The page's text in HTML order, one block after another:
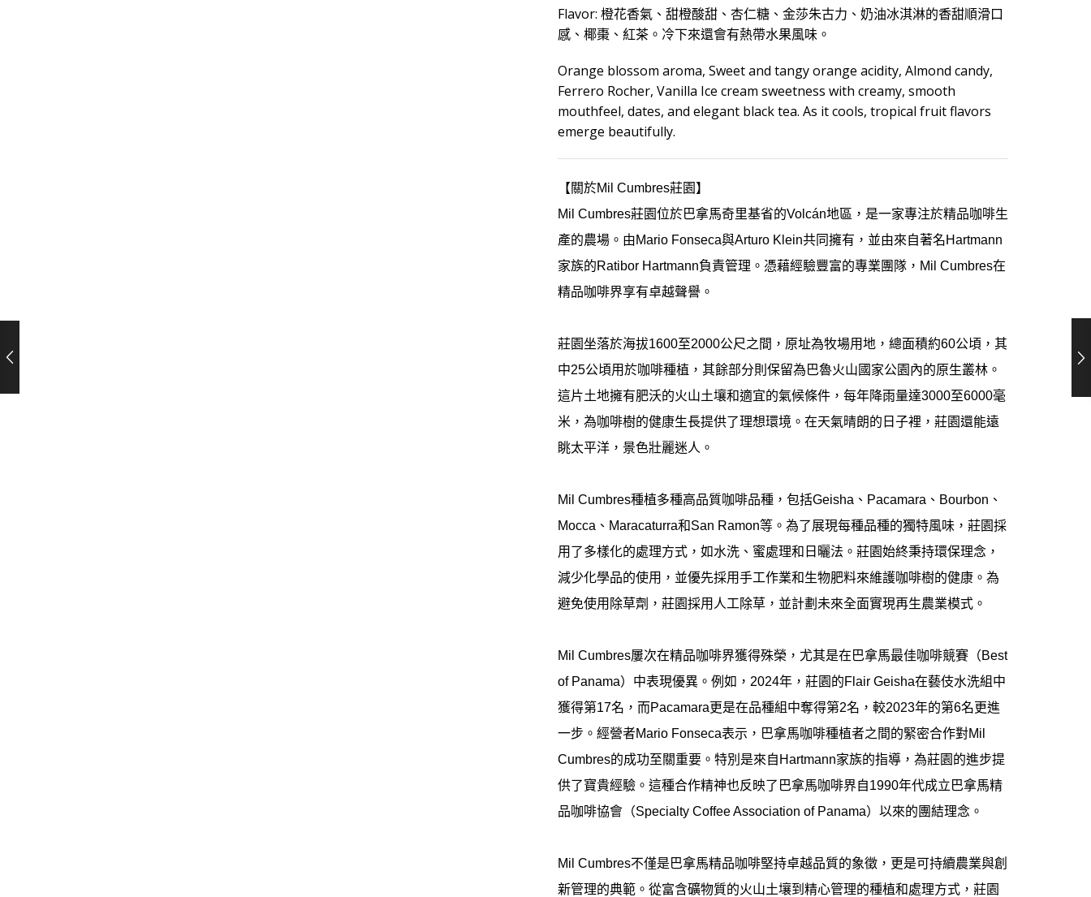
Flavor: 橙花香氣、甜橙酸甜、杏仁糖、金莎朱古力、奶油冰淇淋的香甜順滑口
感、椰棗、紅茶。冷下來還會有熱帶水果風味。
Orange blossom aroma, Sweet and tangy orange acidity, Almond candy,
Ferrero Rocher, Vanilla Ice cream sweetness with creamy, smooth
mouthfeel, dates, and elegant black tea. As it cools, tropical fruit flavors
emerge beautifully.
【關於Mil Cumbres莊園】
Mil Cumbres莊園位於巴拿馬奇里基省的Volcán地區，是一家專注於精品咖啡生
產的農場。由Mario Fonseca與Arturo Klein共同擁有，並由來自著名Hartmann
家族的Ratibor Hartmann負責管理。憑藉經驗豐富的專業團隊， Mil Cumbres在
精品咖啡界享有卓越聲譽。
莊園坐落於海拔1600至2000公尺之間，原址為牧場用地，總面積約60公頃，其
中25公頃用於咖啡種植，其餘部分則保留為巴魯火山國家公園內的原生叢林。
這片土地擁有肥沃的火山土壤和適宜的氣候條件，每年降雨量達3000至6000毫
米，為咖啡樹的健康生長提供了理想環境。在天氣晴朗的日子裡，莊園還能遠
眺太平洋，景色壯麗迷人。
Mil Cumbres種植多種高品質咖啡品種，包括Geisha 、 Pacamara 、 Bourbon 、
Mocca 、 Maracaturra和San Ramon等。為了展現每種品種的獨特風味，莊園採
用了多樣化的處理方式，如水洗、蜜處理和日曬法。莊園始終秉持環保理念，
減少化學品的使用，並優先採用手工作業和生物肥料來維護咖啡樹的健康。為
避免使用除草劑，莊園採用人工除草，並計劃未來全面實現再生農業模式。
Mil Cumbres屢次在精品咖啡界獲得殊榮，尤其是在巴拿馬最佳咖啡競賽（Best
of Panama）中表現優異。例如， 2024年，莊園的Flair Geisha在藝伎水洗組中
獲得第17名，而Pacamara更是在品種組中奪得第2名，較2023年的第6名更進
一步。經營者Mario Fonseca表示，巴拿馬咖啡種植者之間的緊密合作對Mil
Cumbres的成功至關重要。特別是來自 Hartmann家族的指導，為莊園的進步提
供了寶貴經驗。這種合作精神也反映了巴拿馬咖啡界自1990年代成立巴拿馬精
品咖啡協會（Specialty Coffee Association of Panama）以來的團結理念。
Mil Cumbres不僅是巴拿馬精品咖啡堅持卓越品質的象徵，更是可持續農業與創
新管理的典範。從富含礦物質的火山土壤到精心管理的種植和處理方式，莊園